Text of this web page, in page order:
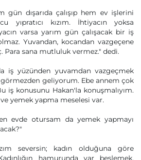
gün dışarıda çalışıp hem ev işlerini
yıpratıcı kızım. İhtiyacın yoksa
varsa yarım gün çalışacak bir iş
Yuvandan, kocandan vazgeçene
Para sana mutluluk vermez." dedi.
iş yüzünden yuvamdan vazgeçmek
geliyorum. Ebe annem çok
iş konusunu Hakan'la konuşmalıyım.
yemek yapma meselesi var.
evde otursam da yemek yapmayı
seversin; kadın olduğuna göre
hamurunda var beslemek.